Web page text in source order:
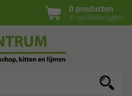
0 producten
in winkelwagen